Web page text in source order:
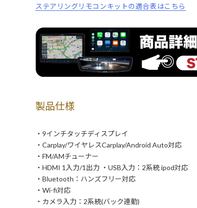
ステアリングリモコンキットの適合表はこちら
製品仕様
・9インチタッチディスプレイ
・Carplay/ワイヤレスCarplay/Android Auto対応
・FM/AMチューナー
・HDMI 1入力/1出力 ・USB入力：2系統 ipod対応
・Bluetooth：ハンズフリー対応
・Wi-fi対応
・カメラ入力：2系統(バック連動)